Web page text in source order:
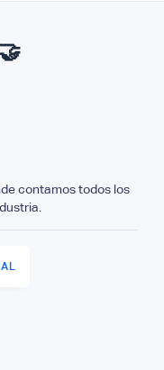
contamos todos los